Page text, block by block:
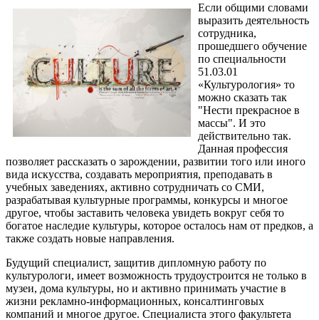
Если общими словами
выразить деятельность
сотрудника,
прошедшего обучение
по специальности
51.03.01
«Культурология» то
можно сказать так
"Нести прекрасное в
массы". И это
действительно так.
Данная профессия
позволяет рассказать о зарождении, развитии того или иного
вида искусства, создавать мероприятия, преподавать в
учебных заведениях, активно сотрудничать со СМИ,
разрабатывая культурные программы, конкурсы и многое
другое, чтобы заставить человека увидеть вокруг себя то
богатое наследие культуры, которое осталось нам от предков, а
также создать новые направления.
Будущий специалист, защитив дипломную работу по
культурологи, имеет возможность трудоустроится не только в
музеи, дома культуры, но и активно принимать участие в
жизни рекламно-информационных, консалтинговых
компаний и многое другое. Специалиста этого факультета